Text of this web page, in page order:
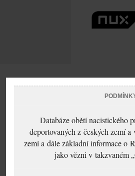
Databáze obětí nacistického
deportovaných z českých zemí
zemí a dále základní informace o
jako vězni v takzvaném